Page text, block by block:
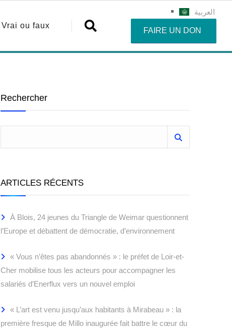
Vrai ou faux
العربية
FAIRE UN DON
Rechercher
ARTICLES RÉCENTS
À Blois, 24 jeunes du Triangle de Weimar questionnent
l’Europe et débattent de démocratie, d’environnement
« Vous n’êtes pas abandonnés » : le préfet de Loir-et-
Cher mobilise tous les acteurs pour accompagner les
salariés d’Enerflux vers un nouvel emploi
« L’art est venu jusqu’aux habitants à Mirabeau » : la
première fresque de Millo inaugurée fait battre le cœur du